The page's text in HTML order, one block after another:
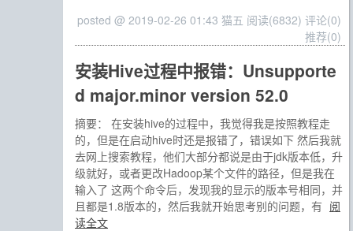
posted @ 2019-02-26 01:43 猫五 阅读(6832) 评论(0)
推荐(0)
安装Hive过程中报错：Unsupporte
d major.minor version 52.0
摘要： 在安装hive的过程中，我觉得我是按照教程走
的，但是在启动hive时还是报错了，错误如下 然后我就
去网上搜索教程，他们大部分都说是由于jdk版本低，升
级就好，或者更改Hadoop某个文件的路径，但是我在
输入了 这两个命令后，发现我的显示的版本号相同，并
且都是1.8版本的，然后我就开始思考别的问题，有 阅
读全文